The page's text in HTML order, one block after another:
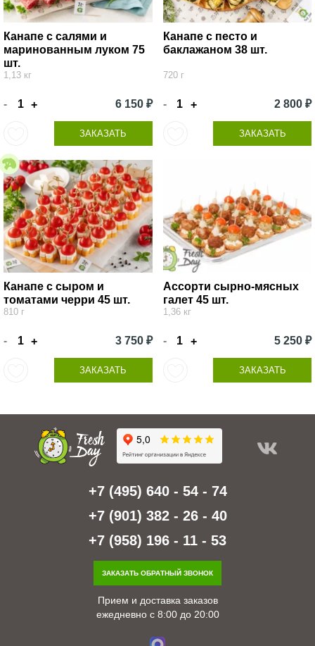
Канапе с салями и
маринованным луком 75
шт.
1,13 кг
- + 6 150 ₽
ЗАКАЗАТЬ
Канапе с песто и
баклажаном 38 шт.
720 г
- + 2 800 ₽
ЗАКАЗАТЬ
Канапе с сыром и
томатами черри 45 шт.
810 г
- + 3 750 ₽
ЗАКАЗАТЬ
Ассорти сырно-мясных
галет 45 шт.
1,36 кг
- + 5 250 ₽
ЗАКАЗАТЬ
+7 (495) 640 - 54 - 74
+7 (901) 382 - 26 - 40
+7 (958) 196 - 11 - 53
ЗАКАЗАТЬ ОБРАТНЫЙ ЗВОНОК
Прием и доставка заказов
ежедневно с 8:00 до 20:00